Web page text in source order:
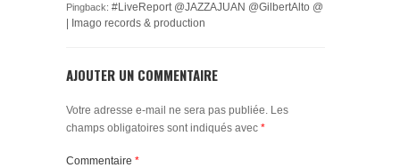
Pingback: ‪#‎LiveReport‬ @JAZZAJUAN @GilbertAlto @
| Imago records & production
AJOUTER UN COMMENTAIRE
Votre adresse e-mail ne sera pas publiée. Les
champs obligatoires sont indiqués avec *
Commentaire *